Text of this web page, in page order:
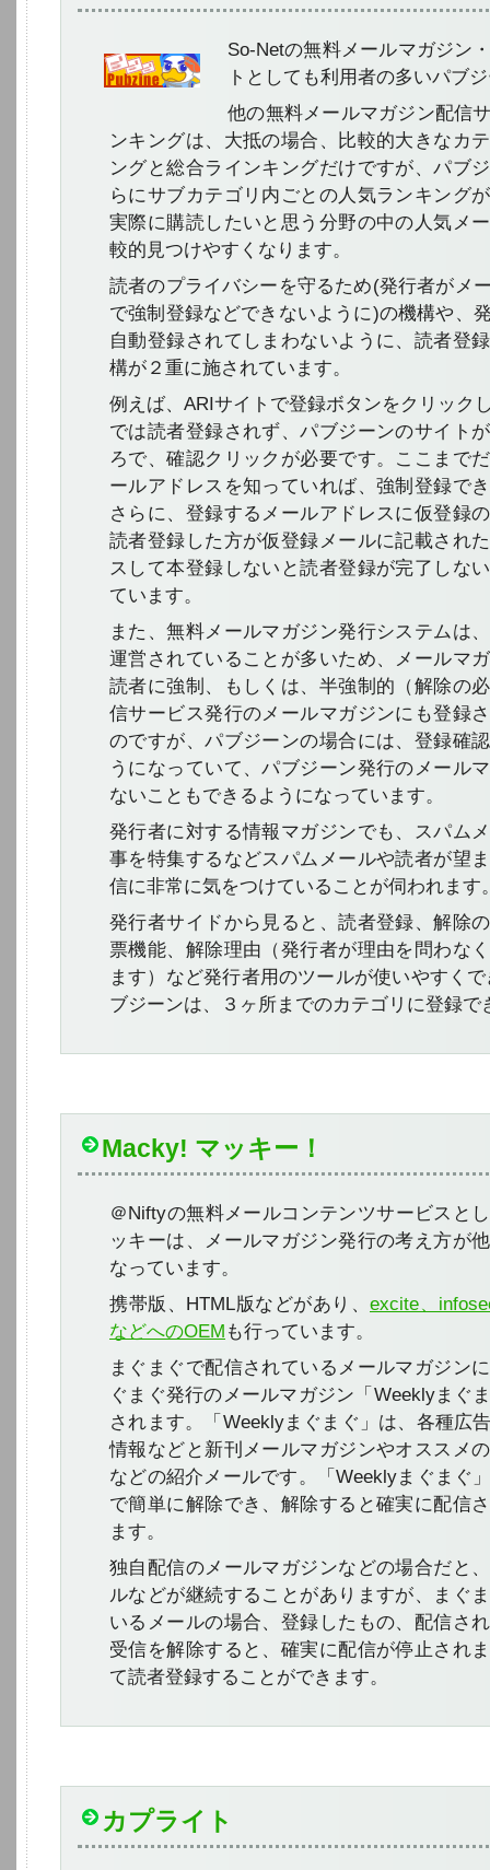
So-Netの無料メールマガジン
トとしても利用者の多いパブ
他の無料メールマガジン配信
ンキングは、大抵の場合、比較的大きなカ
ングと総合ラインキングだけですが、パブ
らにサブカテゴリ内ごとの人気ランキング
実際に購読したいと思う分野の中の人気メ
較的見つけやすくなります。
読者のプライバシーを守るため(発行者がメ
で強制登録などできないように)の機構や、
自動登録されてしまわないように、読者登
構が２重に施されています。
例えば、ARIサイトで登録ボタンをクリック
では読者登録されず、パブジーンのサイト
ろで、確認クリックが必要です。ここまで
ールアドレスを知っていれば、強制登録で
さらに、登録するメールアドレスに仮登録
読者登録した方が仮登録メールに記載され
スして本登録しないと読者登録が完了しな
ています。
また、無料メールマガジン発行システムは
運営されていることが多いため、メールマ
読者に強制、もしくは、半強制的（解除の
信サービス発行のメールマガジンにも登録
のですが、パブジーンの場合には、登録確
うになっていて、パブジーン発行のメール
ないこともできるようになっています。
発行者に対する情報マガジンでも、スパム
事を特集するなどスパムメールや読者が望
信に非常に気をつけていることが伺われます
発行者サイドから見ると、読者登録、解除
票機能、解除理由（発行者が理由を問わな
ます）など発行者用のツールが使いやすく
ブジーンは、３ヶ所までのカテゴリに登録で
Macky! マッキー！
＠Niftyの無料メールコンテンツサービスと
ッキーは、メールマガジン発行の考え方が
なっています。
携帯版、HTML版などがあり、 excite、
などへのOEM も行っています。
まぐまぐで配信されているメールマガジン
ぐまぐ発行のメールマガジン「Weeklyまぐ
されます。「Weeklyまぐまぐ」は、各種広
情報などと新刊メールマガジンやオススメ
などの紹介メールです。「Weeklyまぐまぐ
で簡単に解除でき、解除すると確実に配信
ます。
独自配信のメールマガジンなどの場合だと
ルなどが継続することがありますが、まぐ
いるメールの場合、登録したもの、配信さ
受信を解除すると、確実に配信が停止され
て読者登録することができます。
カプライト